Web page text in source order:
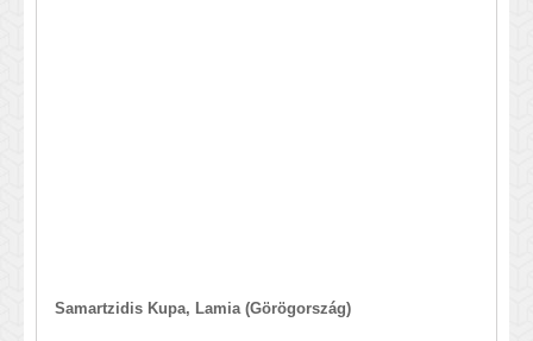
Samartzidis Kupa, Lamia (Görögország)